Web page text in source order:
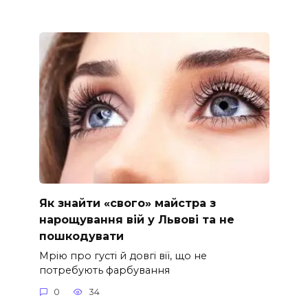
Як знайти «свого» майстра з
нарощування вій у Львові та не
пошкодувати
Мрію про густі й довгі вії, що не
потребують фарбування
0 34